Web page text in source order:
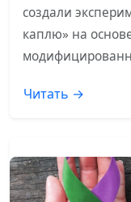
создали
каплю» на
Читать →